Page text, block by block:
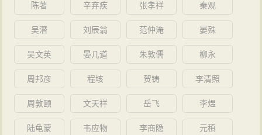
陈著 辛弃疾 张孝祥 秦观
吴潜 刘辰翁 范仲淹 晏殊
吴文英 晏几道 朱敦儒 柳永
周邦彦 程垓 贺铸 李清照
周敦颐 文天祥 岳飞 李煜
陆龟蒙 韦应物 李商隐 元稹